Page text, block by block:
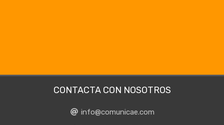
CONTACTA CON NOSOTROS
info@comunicae.com